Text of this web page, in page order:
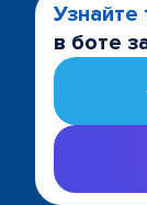
Узнайте
в боте